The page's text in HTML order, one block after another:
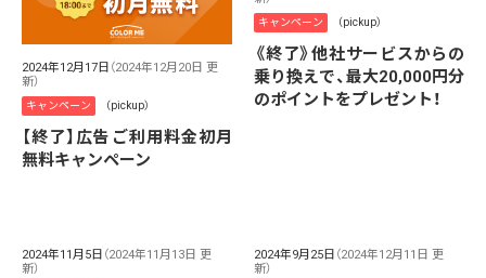
2024年12月17日 （2024年12月20日 更
新）
キャンペーン （pickup）
【終了】広告ご利用料金初月
無料キャンペーン
キャンペーン （pickup）
《終了》他社サービスからの
乗り換えで、最大20,000円分
のポイントをプレゼント！
2024年11月5日 （2024年11月13日 更
新）
2024年9月25日 （2024年12月11日 更
新）